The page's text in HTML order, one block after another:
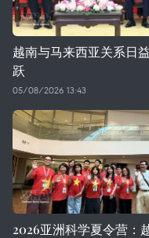
越南与马来西亚关系日
跃
05/08/2026 13:43
2026亚洲科学夏令营：